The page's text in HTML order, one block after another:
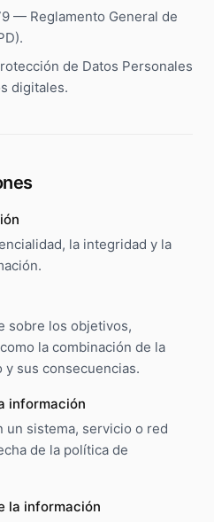
— Reglamento General de
de Datos Personales
digitales.
la integridad y la
sobre los objetivos,
la combinación de la
sus consecuencias.
información
un sistema, servicio o red
de la política de
la información